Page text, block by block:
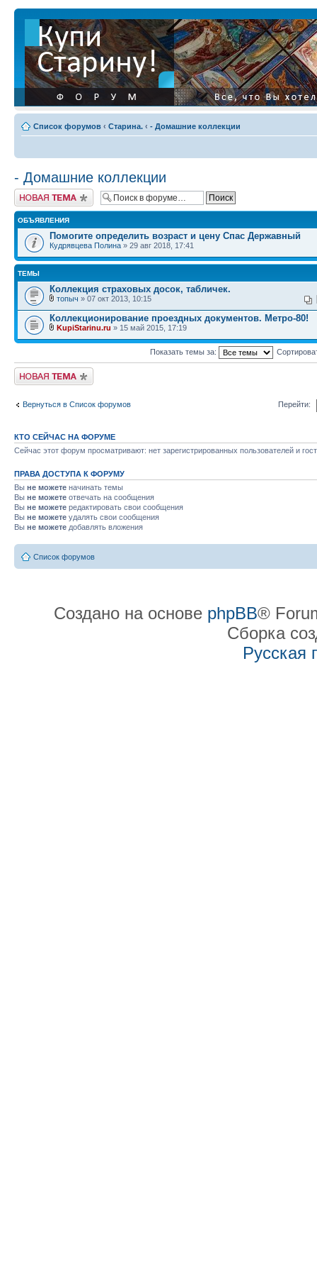
Список форумов ‹ Старина. ‹ - Домашние коллекции
- Домашние коллекции
Начать новую тему
ОБЪЯВЛЕНИЯ
Помогите определить возраст и цену Спас Державный
Кудрявцева Полина » 29 авг 2018, 17:41
ТЕМЫ
Коллекция страховых досок, табличек.
топыч » 07 окт 2013, 10:15
Коллекционирование проездных документов. Метро-80!
KupiStarinu.ru » 15 май 2015, 17:19
Показать темы за:
Начать новую тему
Вернуться в Список форумов Перейти:
КТО СЕЙЧАС НА ФОРУМЕ
Сейчас этот форум просматривают: нет зарегистрированных пользователей и
ПРАВА ДОСТУПА К ФОРУМУ
Вы не можете начинать темы
Вы не можете отвечать на сообщения
Вы не можете редактировать свои сообщения
Вы не можете удалять свои сообщения
Вы не можете добавлять вложения
Список форумов
Создано на основе phpBB®
Сборка
Русская